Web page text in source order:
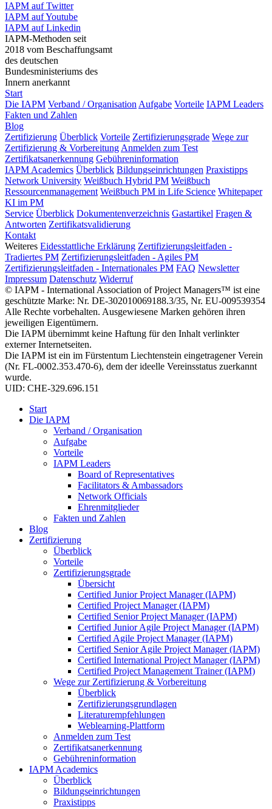
IAPM auf Twitter
IAPM auf Youtube
IAPM auf Linkedin
IAPM-Methoden seit
2018 vom Beschaffungsamt
des deutschen
Bundesministeriums des
Innern anerkannt
Start
Die IAPM Verband / Organisation Aufgabe Vorteile IAPM Leaders
Fakten und Zahlen
Blog
Zertifizierung Überblick Vorteile Zertifizierungsgrade Wege zur
Zertifizierung & Vorbereitung Anmelden zum Test
Zertifikatsanerkennung Gebühreninformation
IAPM Academics Überblick Bildungseinrichtungen Praxistipps
Network University Weißbuch Hybrid PM Weißbuch
Ressourcenmanagement Weißbuch PM in Life Science Whitepaper
KI im PM
Service Überblick Dokumentenverzeichnis Gastartikel Fragen &
Antworten Zertifikatsvalidierung
Kontakt
Weiteres Eidesstattliche Erklärung Zertifizierungsleitfaden -
Tradiertes PM Zertifizierungsleitfaden - Agiles PM
Zertifizierungsleitfaden - Internationales PM FAQ Newsletter
Impressum Datenschutz Widerruf
© IAPM - International Association of Project Managers™ ist eine
geschützte Marke: Nr. DE-302010069188.3/35, Nr. EU-009539354
Alle Rechte vorbehalten. Ausgewiesene Marken gehören ihren
jeweiligen Eigentümern.
Die IAPM übernimmt keine Haftung für den Inhalt verlinkter
externer Internetseiten.
Die IAPM ist ein im Fürstentum Liechtenstein eingetragener Verein
(Nr. FL-0002.353.470-6), dem der ideelle Vereinsstatus zuerkannt
wurde.
UID: CHE-329.696.151
Start
Die IAPM
Verband / Organisation
Aufgabe
Vorteile
IAPM Leaders
Board of Representatives
Facilitators & Ambassadors
Network Officials
Ehrenmitglieder
Fakten und Zahlen
Blog
Zertifizierung
Überblick
Vorteile
Zertifizierungsgrade
Übersicht
Certified Junior Project Manager (IAPM)
Certified Project Manager (IAPM)
Certified Senior Project Manager (IAPM)
Certified Junior Agile Project Manager (IAPM)
Certified Agile Project Manager (IAPM)
Certified Senior Agile Project Manager (IAPM)
Certified International Project Manager (IAPM)
Certified Project Management Trainer (IAPM)
Wege zur Zertifizierung & Vorbereitung
Überblick
Zertifizierungsgrundlagen
Literaturempfehlungen
Weblearning-Plattform
Anmelden zum Test
Zertifikatsanerkennung
Gebühreninformation
IAPM Academics
Überblick
Bildungseinrichtungen
Praxistipps